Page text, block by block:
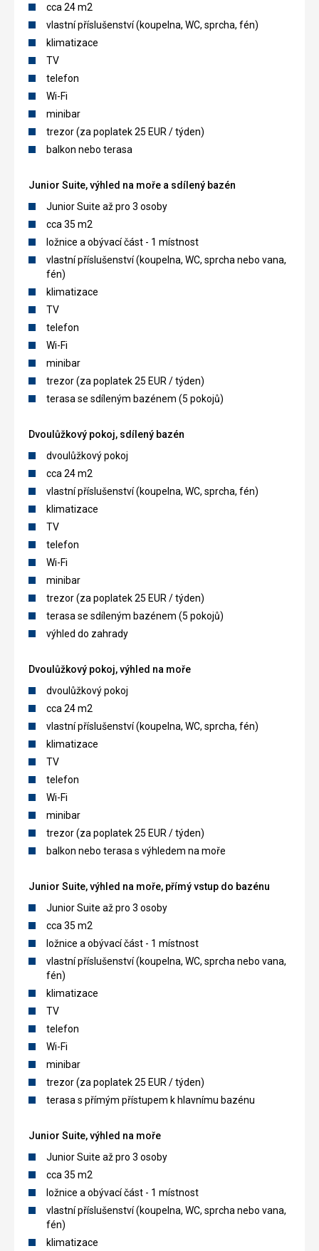
cca 24 m2
vlastní příslušenství (koupelna, WC, sprcha, fén)
klimatizace
TV
telefon
Wi-Fi
minibar
trezor (za poplatek 25 EUR / týden)
balkon nebo terasa
Junior Suite, výhled na moře a sdílený bazén
Junior Suite až pro 3 osoby
cca 35 m2
ložnice a obývací část - 1 místnost
vlastní příslušenství (koupelna, WC, sprcha nebo vana,
fén)
klimatizace
TV
telefon
Wi-Fi
minibar
trezor (za poplatek 25 EUR / týden)
terasa se sdíleným bazénem (5 pokojů)
Dvoulůžkový pokoj, sdílený bazén
dvoulůžkový pokoj
cca 24 m2
vlastní příslušenství (koupelna, WC, sprcha, fén)
klimatizace
TV
telefon
Wi-Fi
minibar
trezor (za poplatek 25 EUR / týden)
terasa se sdíleným bazénem (5 pokojů)
výhled do zahrady
Dvoulůžkový pokoj, výhled na moře
dvoulůžkový pokoj
cca 24 m2
vlastní příslušenství (koupelna, WC, sprcha, fén)
klimatizace
TV
telefon
Wi-Fi
minibar
trezor (za poplatek 25 EUR / týden)
balkon nebo terasa s výhledem na moře
Junior Suite, výhled na moře, přímý vstup do bazénu
Junior Suite až pro 3 osoby
cca 35 m2
ložnice a obývací část - 1 místnost
vlastní příslušenství (koupelna, WC, sprcha nebo vana,
fén)
klimatizace
TV
telefon
Wi-Fi
minibar
trezor (za poplatek 25 EUR / týden)
terasa s přímým přístupem k hlavnímu bazénu
Junior Suite, výhled na moře
Junior Suite až pro 3 osoby
cca 35 m2
ložnice a obývací část - 1 místnost
vlastní příslušenství (koupelna, WC, sprcha nebo vana,
fén)
klimatizace